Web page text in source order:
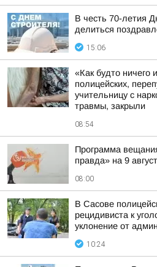
В честь 70-летия
делиться
15:06
«Как будто ничего
полицейских,
учительницу с
травмы, закрыли
08:54
Программа
правда» на 9
08:00
В Сасове
рецидивиста к
уклонение от
10:24